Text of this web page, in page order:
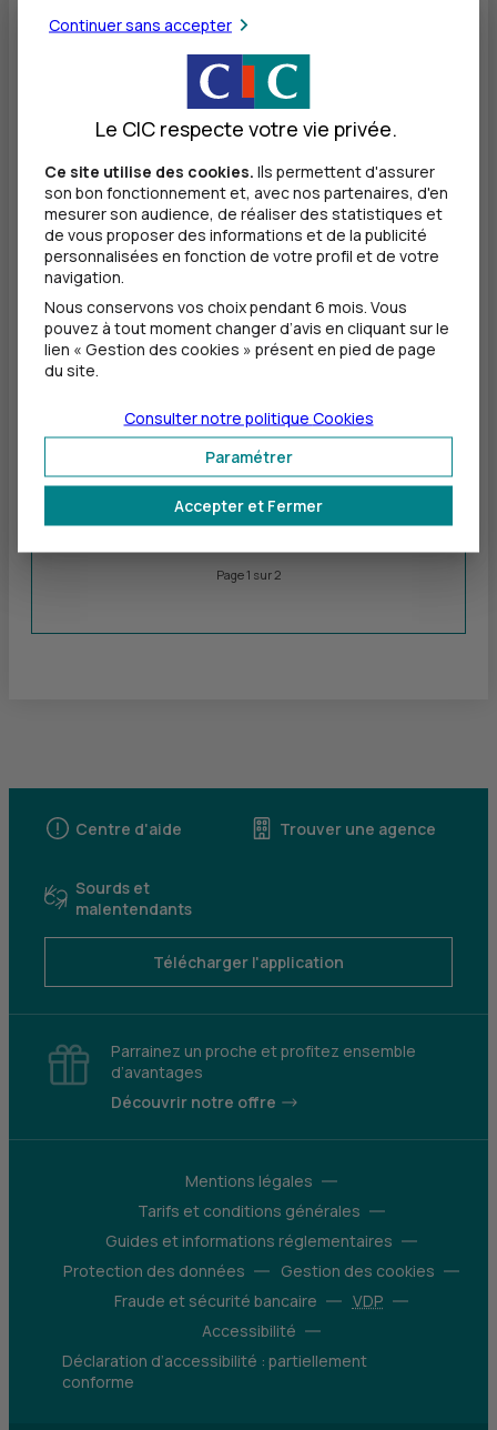
CARAVANE - PRO
ENGIN
ENGIN - PRO
FLOTTE AUTOMOBILE
FLOTTE AUTOMOBILE
MOBILITE URBAINE -
Page 1 sur 2
Centre d'aide Trouver une agence
Sourds et
malentendants
Télécharger l'application
Parrainez un proche et profitez ensemble
d’avantages
Découvrir notre offre
Mentions légales
Tarifs et conditions générales
Guides et informations réglementaires
Protection des données
Gestion des cookies
Fraude et sécurité bancaire
VDP
Accessibilité
Déclaration d’accessibilité : partiellement
conforme
Continuer sans accepter
Le CIC respecte votre vie privée.
Ce site utilise des cookies. Ils permettent d'assurer
son bon fonctionnement et, avec nos partenaires, d'en
mesurer son audience, de réaliser des statistiques et
de vous proposer des informations et de la publicité
personnalisées en fonction de votre profil et de votre
navigation.
Nous conservons vos choix pendant 6 mois. Vous
pouvez à tout moment changer d’avis en cliquant sur le
lien « Gestion des cookies » présent en pied de page
du site.
Accepter et Fermer
Paramétrer
Consulter notre politique Cookies